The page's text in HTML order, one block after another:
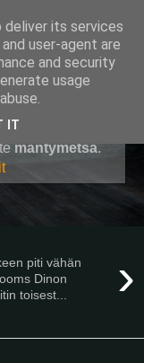
mäntymetsä.
›
piti vähän
Dinon
toisest...
its services
user-agent are
and security
usage
IT